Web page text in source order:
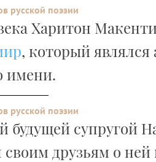
русской поэзии
Харитон
, который
имени.
русской поэзии
будущей супругой
своим друзьям о